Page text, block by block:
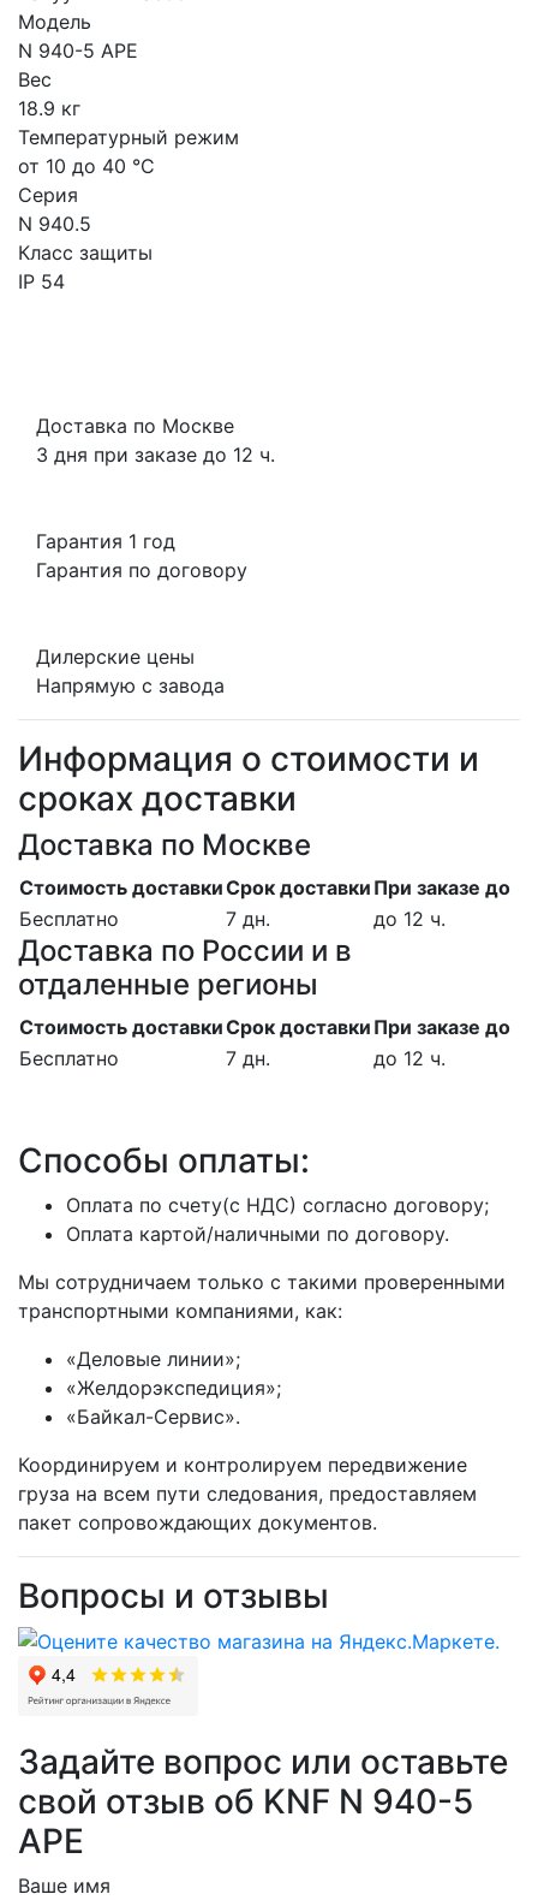
Модель
N 940-5 APE
Вес
18.9 кг
Температурный режим
от 10 до 40 °С
Серия
N 940.5
Класс защиты
IP 54
Доставка по Москве
3 дня при заказе до 12 ч.
Гарантия 1 год
Гарантия по договору
Дилерские цены
Напрямую с завода
Информация о стоимости и
сроках доставки
Доставка по Москве
Стоимость доставкиСрок доставки При заказе до
Бесплатно
7 дн. до 12 ч.
Доставка по России и в
отдаленные регионы
Стоимость доставкиСрок доставки При заказе до
Бесплатно
7 дн. до 12 ч.
Способы оплаты:
Оплата по счету(с НДС) согласно договору;
Оплата картой/наличными по договору.
Мы сотрудничаем только с такими проверенными
транспортными компаниями, как:
«Деловые линии»;
«Желдорэкспедиция»;
«Байкал-Сервис».
Координируем и контролируем передвижение
груза на всем пути следования, предоставляем
пакет сопровождающих документов.
Вопросы и отзывы
Задайте вопрос или оставьте
свой отзыв об KNF N 940-5
APE
Ваше имя